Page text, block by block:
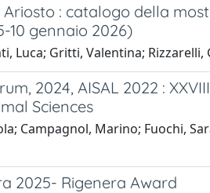
: catalogo della
10 gennaio 2026)
Luca; Gritti, Valentina; Rizzarelli,
2024, AISAL 2022 :
Sciences
Campagnol, Marino; Fuochi,
2025- Rigenera Award